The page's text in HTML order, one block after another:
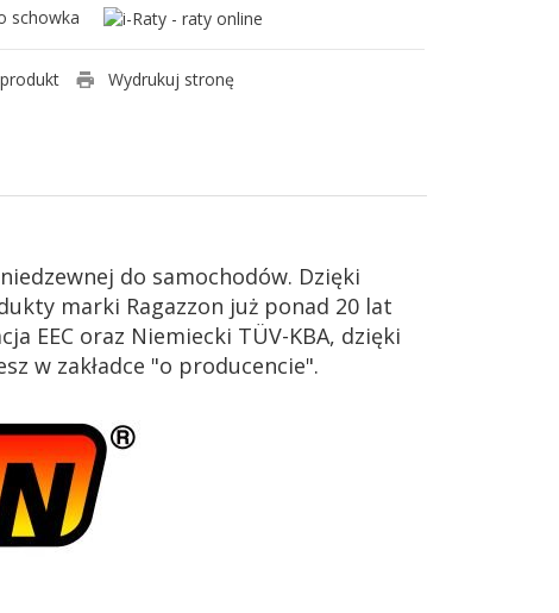
schowka
Wydrukuj stronę
do samochodów. Dzięki
marki Ragazzon już ponad 20 lat
EEC oraz Niemiecki TÜV-KBA, dzięki
w zakładce "o producencie".